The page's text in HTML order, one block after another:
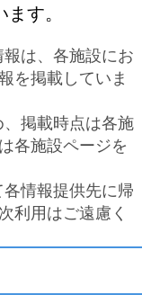
ます。
は、各施設にお
を掲載していま
掲載時点は各施
各施設ページを
情報提供先に帰
利用はご遠慮く